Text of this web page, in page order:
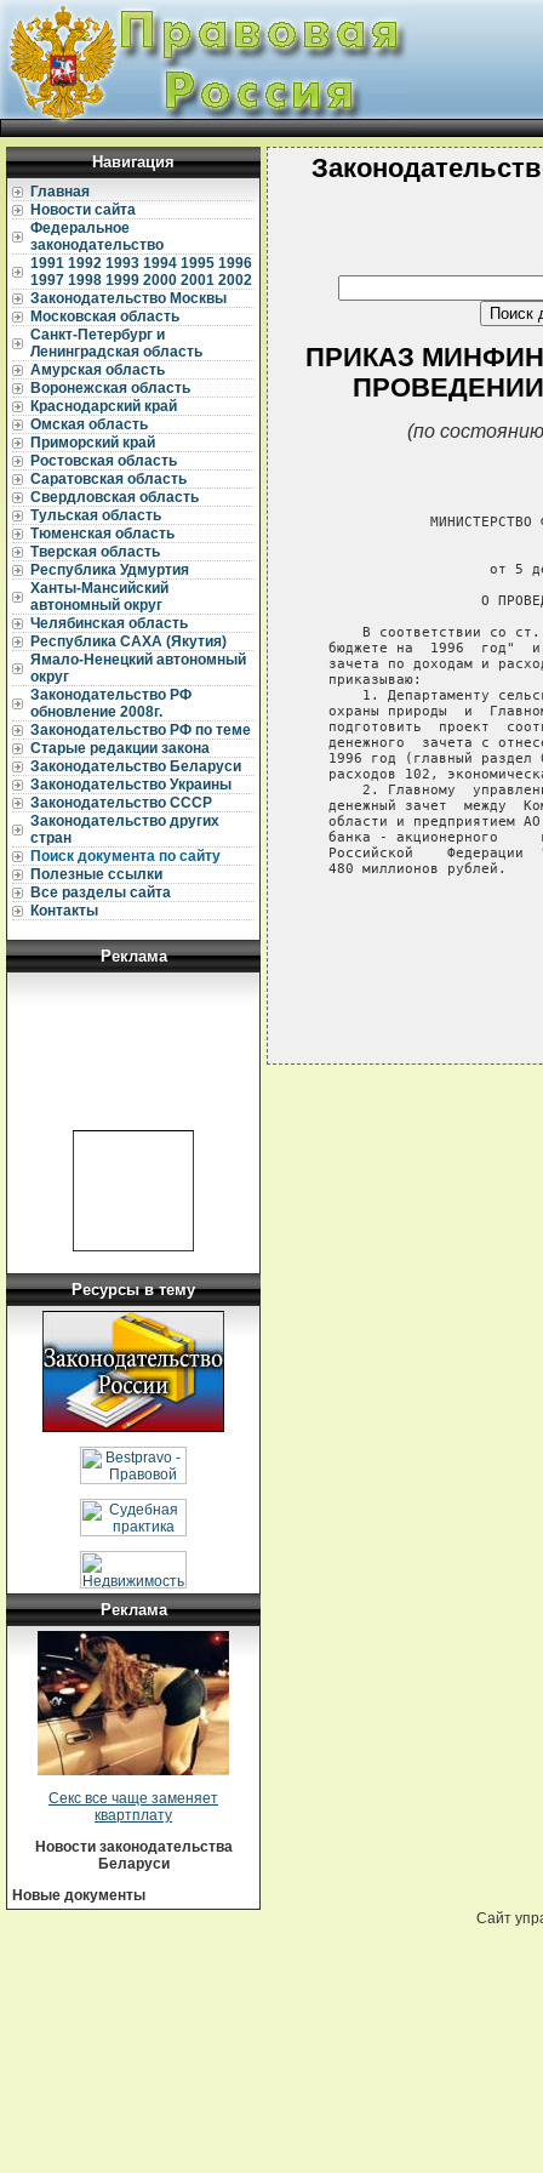
Навигация
Главная
Новости сайта
Федеральное
законодательство
1991 1992 1993 1994 1995 1996
1997 1998 1999 2000 2001 2002
Законодательство Москвы
Московская область
Санкт-Петербург и
Ленинградская область
Амурская область
Воронежская область
Краснодарский край
Омская область
Приморский край
Ростовская область
Саратовская область
Свердловская область
Тульская область
Тюменская область
Тверская область
Республика Удмуртия
Ханты-Мансийский
автономный округ
Челябинская область
Республика САХА (Якутия)
Ямало-Ненецкий автономный
округ
Законодательство РФ
обновление 2008г.
Законодательство РФ по теме
Старые редакции закона
Законодательство Беларуси
Законодательство Украины
Законодательство СССР
Законодательство других
стран
Поиск документа по сайту
Полезные ссылки
Все разделы сайта
Контакты
Реклама
Ресурсы в тему
Реклама
Секс все чаще заменяет
квартплату
Новости законодательства
Беларуси
Новые документы
ПРИКАЗ
(по
МИНИСТЕРСТВО
от 5
О
В соответствии со
бюджете на  1996  год"
зачета по доходам и
   приказываю:
1. Департаменту
охраны природы  и
подготовить  проект
денежного  зачета с
1996 год (главный раздел
расходов 102,
2. Главному
денежный зачет  между
области и предприятием
банка - акционерного
Российской    Федерации
   480 миллионов рублей.
Сайт